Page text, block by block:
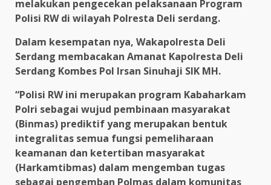
melakukan pengecekan pelaksanaan Program
Polisi RW di wilayah Polresta Deli serdang.
Dalam kesempatan nya, Wakapolresta Deli
Serdang membacakan Amanat Kapolresta Deli
Serdang Kombes Pol Irsan Sinuhaji SIK MH.
“Polisi RW ini merupakan program Kabaharkam
Polri sebagai wujud pembinaan masyarakat
(Binmas) prediktif yang merupakan bentuk
integralitas semua fungsi pemeliharaan
keamanan dan ketertiban masyarakat
(Harkamtibmas) dalam mengemban tugas
sebagai pengemban Polmas dalam komunitas